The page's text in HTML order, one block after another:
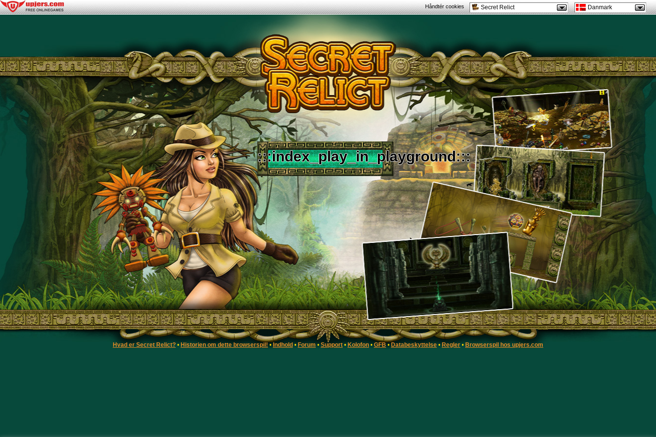
Håndtér cookies Secret Relict Danmark
:::index_play_in_playground:::
Hvad er Secret Relict? • Historien om dette browserspil!• Indhold •Forum• Support• Kolofon• GFB• Databeskyttelse • Regler • Browserspil hos upjers.com